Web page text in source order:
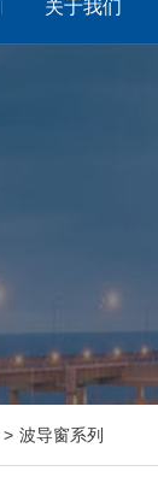
关于我们
> 波导窗系列